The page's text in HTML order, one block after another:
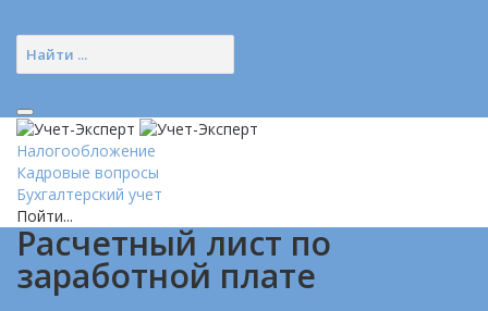
Налогообложение
Кадровые вопросы
Бухгалтерский учет
Пойти...
Расчетный лист по
заработной плате